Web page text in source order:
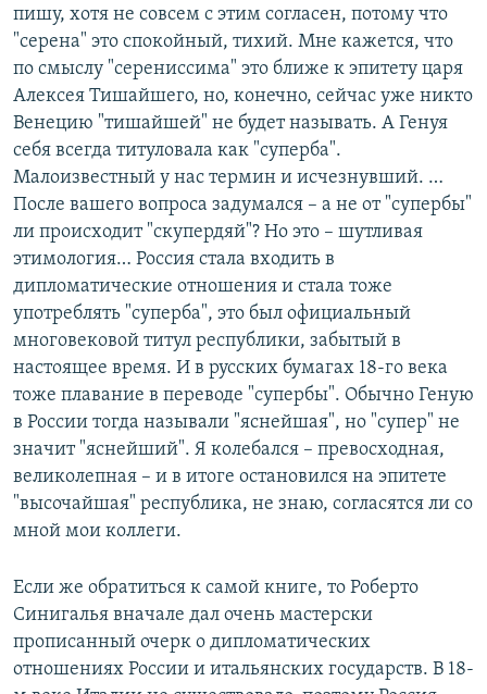
пишу, хотя не совсем с этим согласен, потому что
"серена" это спокойный, тихий. Мне кажется, что
по смыслу "серениссима" это ближе к эпитету царя
Алексея Тишайшего, но, конечно, сейчас уже никто
Венецию "тишайшей" не будет называть. А Генуя
себя всегда титуловала как "суперба".
Малоизвестный у нас термин и исчезнувший. …
После вашего вопроса задумался – а не от "супербы"
ли происходит "скупердяй"? Но это – шутливая
этимология… Россия стала входить в
дипломатические отношения и стала тоже
употреблять "суперба", это был официальный
многовековой титул республики, забытый в
настоящее время. И в русских бумагах 18-го века
тоже плавание в переводе "супербы". Обычно Геную
в России тогда называли "яснейшая", но "супер" не
значит "яснейший". Я колебался – превосходная,
великолепная – и в итоге остановился на эпитете
"высочайшая" республика, не знаю, согласятся ли со
мной мои коллеги.
Если же обратиться к самой книге, то Роберто
Синигалья вначале дал очень мастерски
прописанный очерк о дипломатических
отношениях России и итальянских государств. В 18-